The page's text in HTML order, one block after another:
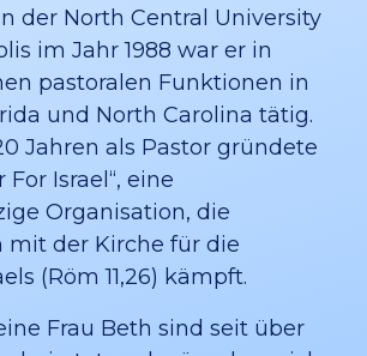
der North Central University
im Jahr 1988 war er in
pastoralen Funktionen in
und North Carolina tätig.
Jahren als Pastor gründete
For Israel“, eine
Organisation, die
mit der Kirche für die
(Röm 11,26) kämpft.
Frau Beth sind seit über